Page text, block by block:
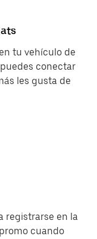
tu vehículo de
conectar
les gusta de
registrarse en la
cuando